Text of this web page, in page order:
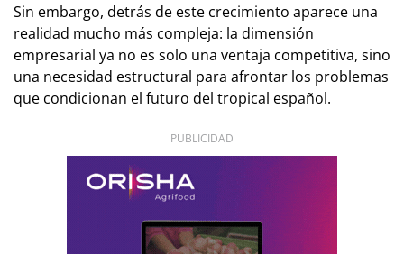
Sin embargo, detrás de este crecimiento aparece una
realidad mucho más compleja: la dimensión
empresarial ya no es solo una ventaja competitiva, sino
una necesidad estructural para afrontar los problemas
que condicionan el futuro del tropical español.
PUBLICIDAD